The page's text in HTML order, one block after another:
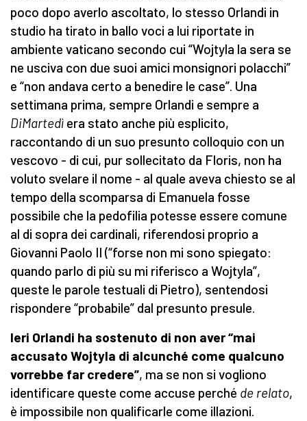
poco dopo averlo ascoltato, lo stesso Orlandi in
studio ha tirato in ballo voci a lui riportate in
ambiente vaticano secondo cui “Wojtyla la sera se
ne usciva con due suoi amici monsignori polacchi”
e “non andava certo a benedire le case”. Una
settimana prima, sempre Orlandi e sempre a
DiMartedì era stato anche più esplicito,
raccontando di un suo presunto colloquio con un
vescovo - di cui, pur sollecitato da Floris, non ha
voluto svelare il nome - al quale aveva chiesto se al
tempo della scomparsa di Emanuela fosse
possibile che la pedofilia potesse essere comune
al di sopra dei cardinali, riferendosi proprio a
Giovanni Paolo II (“forse non mi sono spiegato:
quando parlo di più su mi riferisco a Wojtyla”,
queste le parole testuali di Pietro), sentendosi
rispondere “probabile” dal presunto presule.
Ieri Orlandi ha sostenuto di non aver “mai
accusato Wojtyla di alcunché come qualcuno
vorrebbe far credere”, ma se non si vogliono
identificare queste come accuse perché de relato,
è impossibile non qualificarle come illazioni.